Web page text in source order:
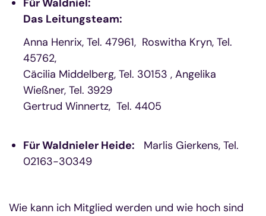
Für Waldniel:
Das Leitungsteam:
Anna Henrix, Tel. 47961, Roswitha Kryn, Tel.
45762,
Cäcilia Middelberg, Tel. 30153 , Angelika
Wießner, Tel. 3929
Gertrud Winnertz, Tel. 4405
Für Waldnieler Heide: Marlis Gierkens, Tel.
02163-30349
Wie kann ich Mitglied werden und wie hoch sind